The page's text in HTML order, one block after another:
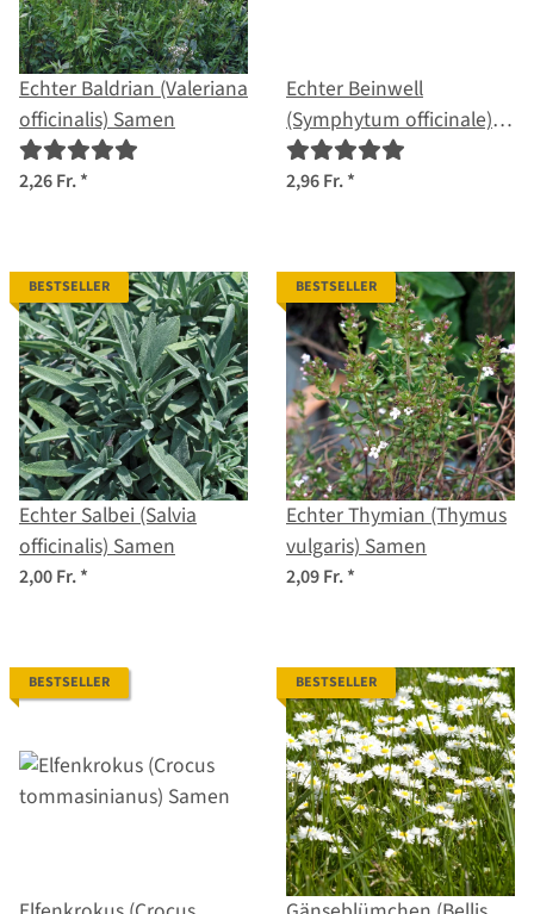
Echter Baldrian (Valeriana
officinalis) Samen
2,26 Fr.*
Echter Beinwell
(Symphytum officinale)
Samen
2,96 Fr.*
BESTSELLER
Echter Salbei (Salvia
officinalis) Samen
2,00 Fr.*
BESTSELLER
Echter Thymian (Thymus
vulgaris) Samen
2,09 Fr.*
BESTSELLER BESTSELLER